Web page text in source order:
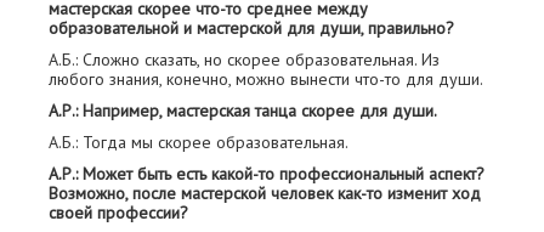
мастерская скорее что-то среднее между
образовательной и мастерской для души, правильно?
А.Б.: Сложно сказать, но скорее образовательная. Из
любого знания, конечно, можно вынести что-то для души.
А.Р.: Например, мастерская танца скорее для души.
А.Б.: Тогда мы скорее образовательная.
А.Р.: Может быть есть какой-то профессиональный аспект?
Возможно, после мастерской человек как-то изменит ход
своей профессии?